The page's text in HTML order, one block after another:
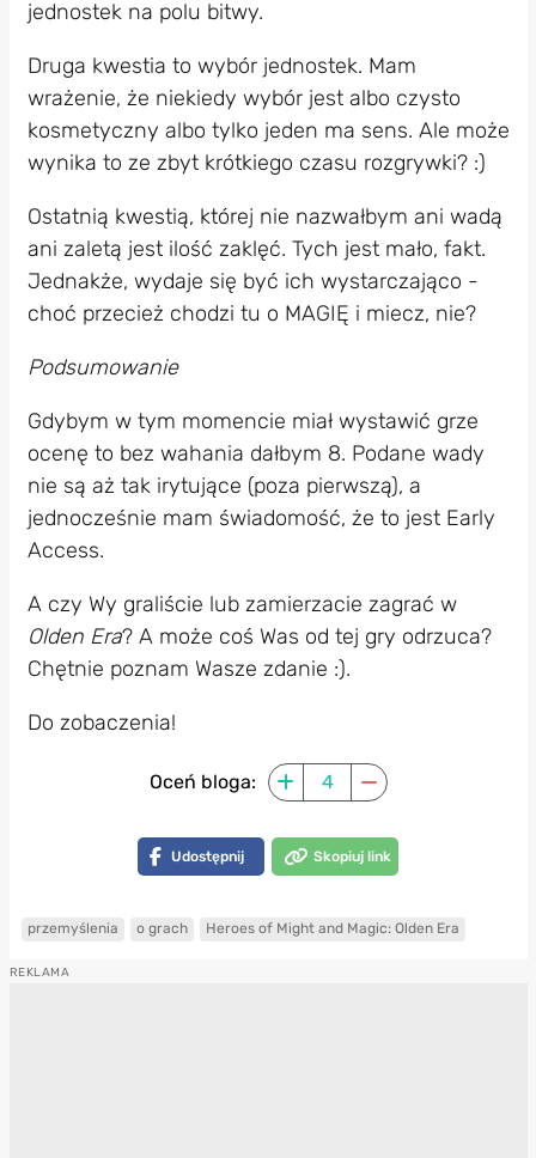
jednostek na polu bitwy.
Druga kwestia to wybór jednostek. Mam
wrażenie, że niekiedy wybór jest albo czysto
kosmetyczny albo tylko jeden ma sens. Ale może
wynika to ze zbyt krótkiego czasu rozgrywki? :)
Ostatnią kwestią, której nie nazwałbym ani wadą
ani zaletą jest ilość zaklęć. Tych jest mało, fakt.
Jednakże, wydaje się być ich wystarczająco -
choć przecież chodzi tu o MAGIĘ i miecz, nie?
Podsumowanie
Gdybym w tym momencie miał wystawić grze
ocenę to bez wahania dałbym 8. Podane wady
nie są aż tak irytujące (poza pierwszą), a
jednocześnie mam świadomość, że to jest Early
Access.
A czy Wy graliście lub zamierzacie zagrać w
Olden Era? A może coś Was od tej gry odrzuca?
Chętnie poznam Wasze zdanie :).
Do zobaczenia!
Oceń bloga: 4
Udostępnij Skopiuj link
przemyślenia o grach Heroes of Might and Magic: Olden Era